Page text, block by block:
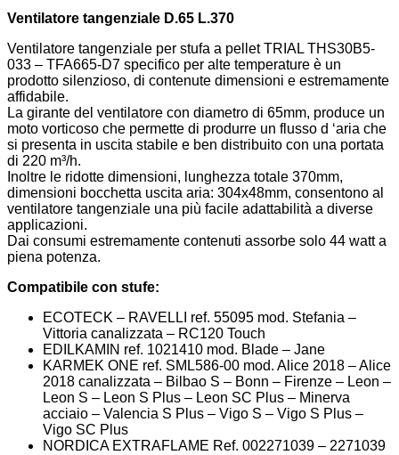
Ventilatore tangenziale D.65 L.370
Ventilatore tangenziale per stufa a pellet TRIAL THS30B5-
033 – TFA665-D7 specifico per alte temperature è un
prodotto silenzioso, di contenute dimensioni e estremamente
affidabile.
La girante del ventilatore con diametro di 65mm, produce un
moto vorticoso che permette di produrre un flusso d ‘aria che
si presenta in uscita stabile e ben distribuito con una portata
di 220 m³/h.
Inoltre le ridotte dimensioni, lunghezza totale 370mm,
dimensioni bocchetta uscita aria: 304x48mm, consentono al
ventilatore tangenziale una più facile adattabilità a diverse
applicazioni.
Dai consumi estremamente contenuti assorbe solo 44 watt a
piena potenza.
Compatibile con stufe:
ECOTECK – RAVELLI ref. 55095 mod. Stefania –
Vittoria canalizzata – RC120 Touch
EDILKAMIN ref. 1021410 mod. Blade – Jane
KARMEK ONE ref. SML586-00 mod. Alice 2018 – Alice
2018 canalizzata – Bilbao S – Bonn – Firenze – Leon –
Leon S – Leon S Plus – Leon SC Plus – Minerva
acciaio – Valencia S Plus – Vigo S – Vigo S Plus –
Vigo SC Plus
NORDICA EXTRAFLAME Ref. 002271039 – 2271039